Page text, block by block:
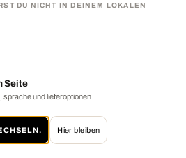
DU NICHT IN DEINEM LOKALEN
Seite
sprache und lieferoptionen
Hier bleiben